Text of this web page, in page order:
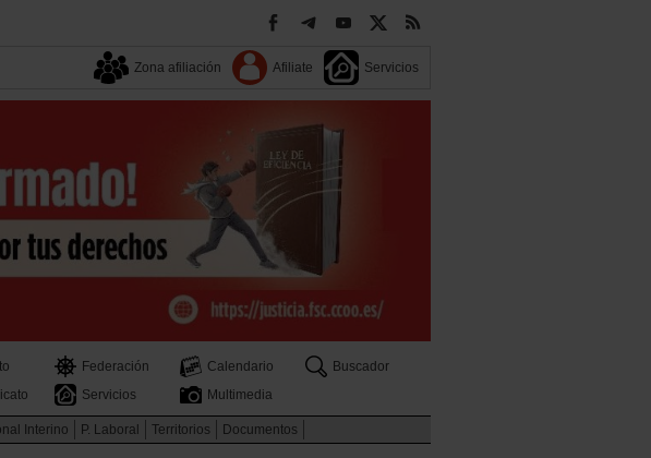
Zona afiliación Afiliate Servicios
Federación Calendario
Buscador
Servicios Multimedia
Interino P. Laboral Territorios Documentos